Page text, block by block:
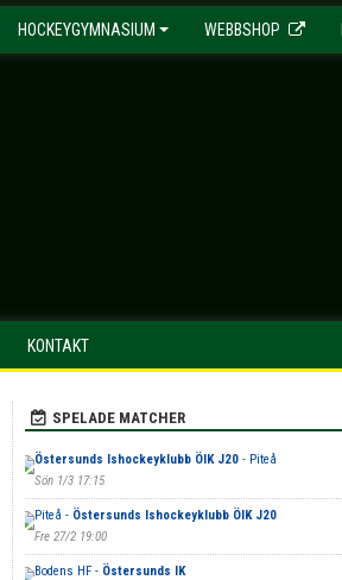
HOCKEYGYMNASIUM WEBBSHOP
KONTAKT
SPELADE MATCHER
Östersunds Ishockeyklubb ÖIK J20- Piteå
Sön 1/3 17:15
Piteå - Östersunds Ishockeyklubb ÖIK J20
Fre 27/2 19:00
Bodens HF - Östersunds IK